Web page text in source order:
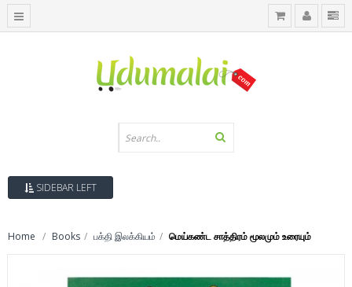
SIDEBAR LEFT
Home Books பக்தி இலக்கியம் மெய்கண்ட சாத்திரம் மூலமும் உரையும்